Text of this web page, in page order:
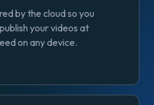
by the cloud so you
your videos at
on any device.